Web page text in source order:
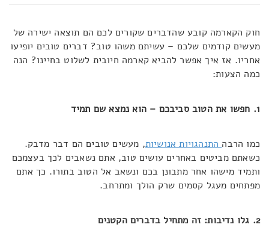
חוק הקארמה קובע שהדברים שקורים לכם הם תוצאה ישירה של
מעשים קודמים שלכם – עשיתם משהו טוב? דברים טובים יופיעו
אחריו. אז איך אפשר להביא קארמה חיובית לשלוט בחיינו? הנה
כמה הצעות:
1. חפשו את הטוב סביבכם – הוא נמצא שם תמיד
כמו הרבה התנהגויות אנושיות, מעשים טובים הם דבר מדבק.
כשאתם מביטים באחרים עושים טוב, אתם נשאבים לכך בעצמכם
ותמיד מישהו אחר מתבונן בכם ונשאב אל הטוב בתורו. כך אתם
מפתחים מעגל קסמים שרק הולך ומתרחב.
2. גלו נדיבות: זה מתחיל בדברים הקטנים